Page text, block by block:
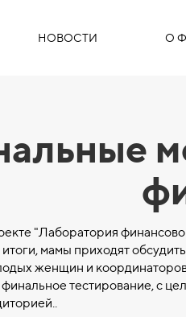
НОВОСТИ О
"Лаборатория
мамы приходят
женщин и
тестирование, с